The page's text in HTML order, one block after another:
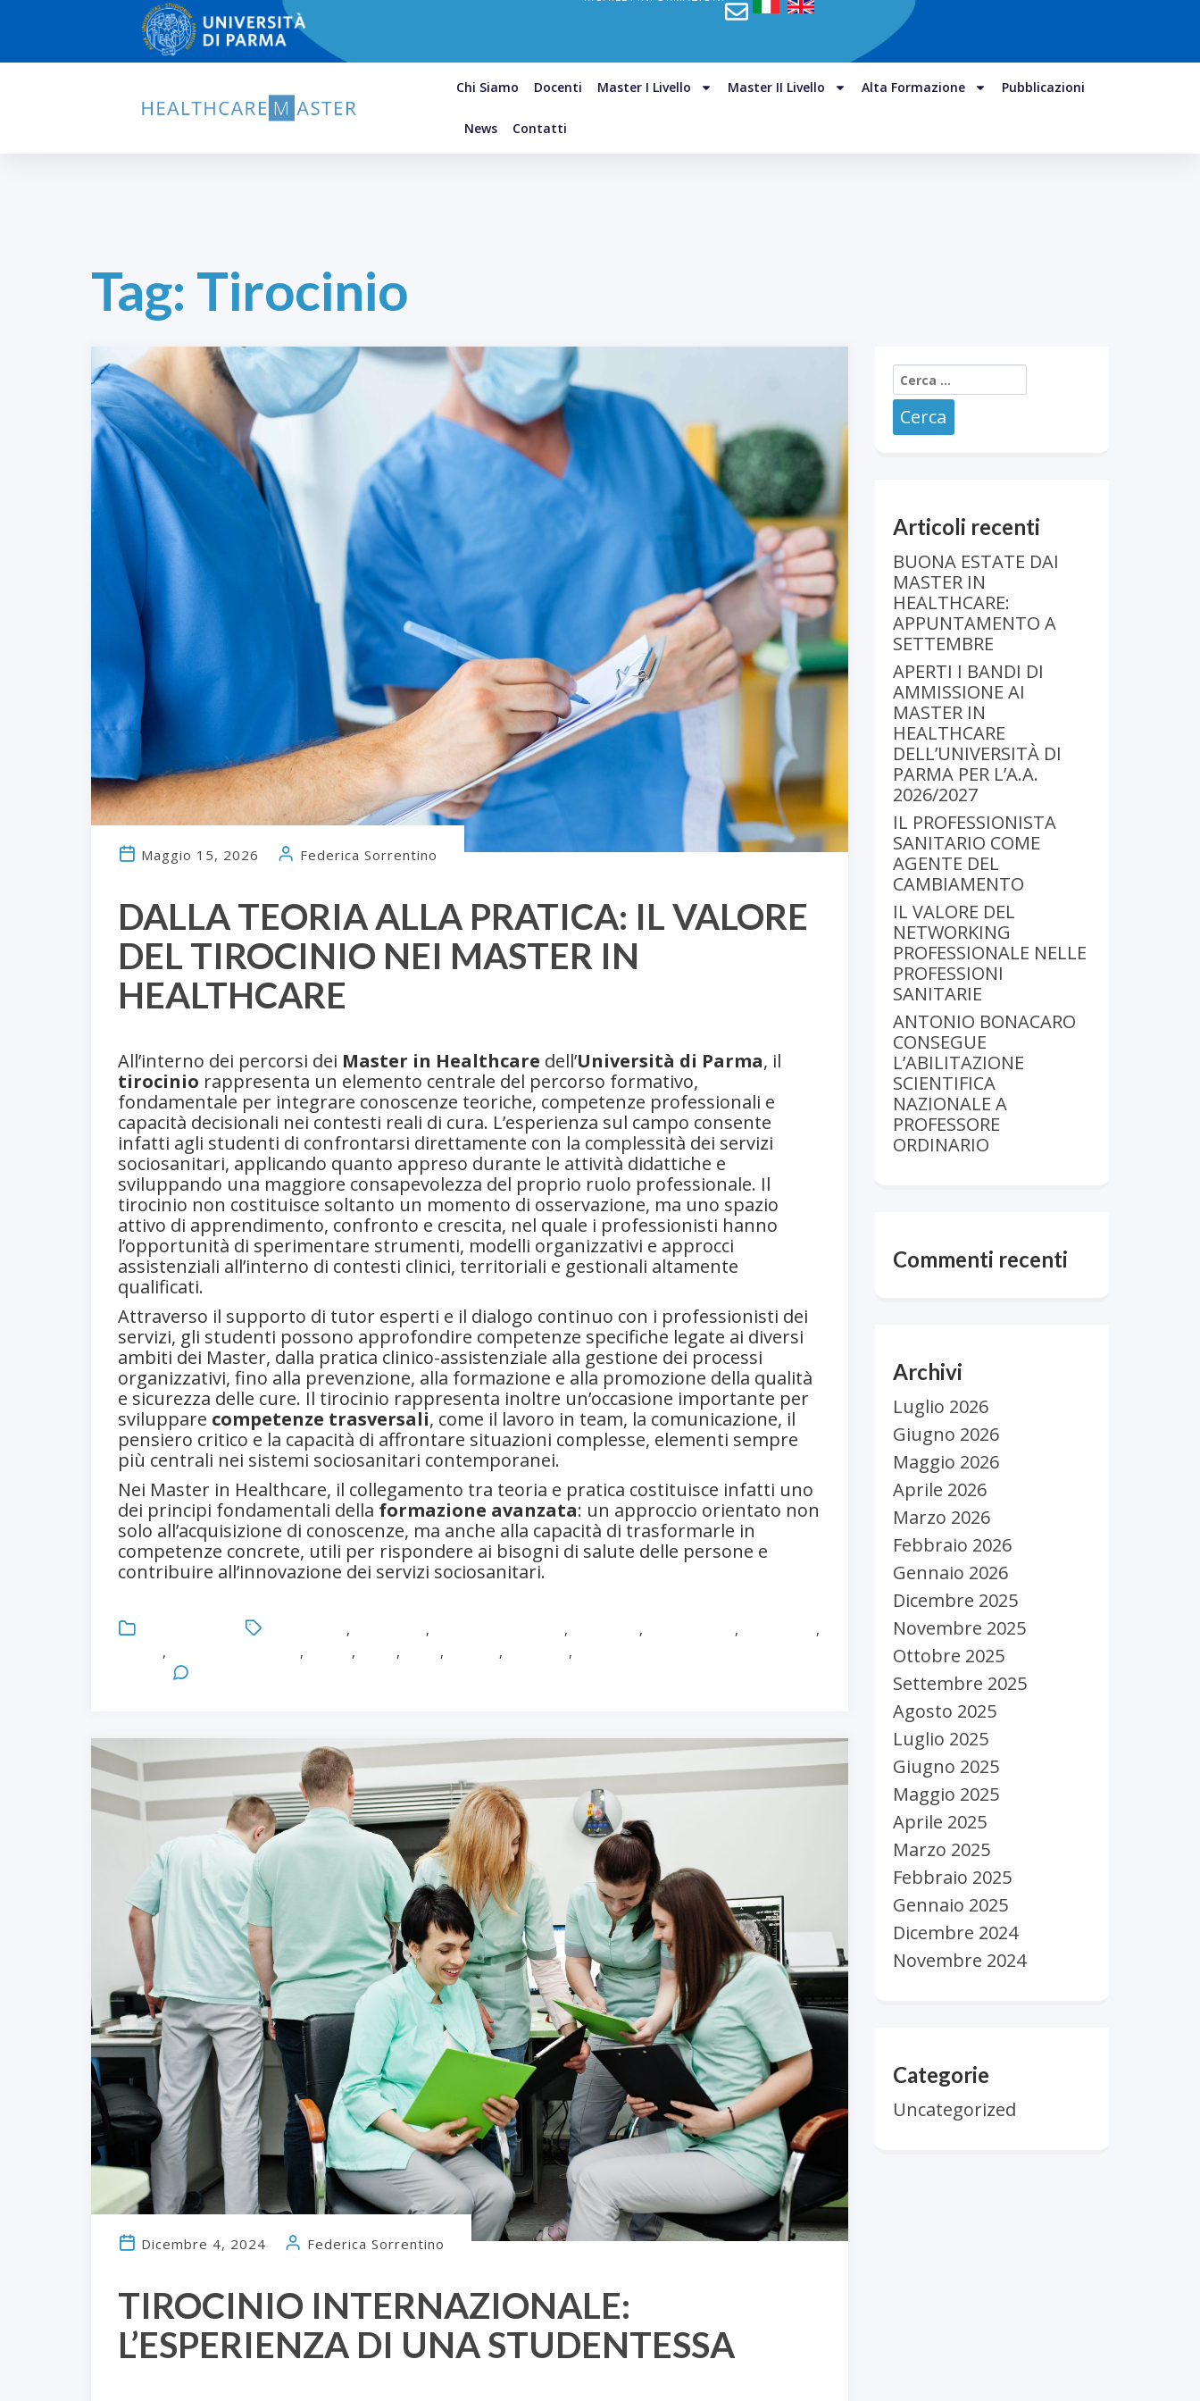
Chi Siamo Docenti Master I Livello Master II Livello Alta Formazione Pubblicazioni
News Contatti
Tag: Tirocinio
DALLA TEORIA ALLA PRATICA: IL VALORE
DEL TIROCINIO NEI MASTER IN
HEALTHCARE
Maggio 15, 2026 Federica Sorrentino
All’interno dei percorsi dei Master in Healthcare dell’Università di Parma, il
tirocinio rappresenta un elemento centrale del percorso formativo,
fondamentale per integrare conoscenze teoriche, competenze professionali e
capacità decisionali nei contesti reali di cura. L’esperienza sul campo consente
infatti agli studenti di confrontarsi direttamente con la complessità dei servizi
sociosanitari, applicando quanto appreso durante le attività didattiche e
sviluppando una maggiore consapevolezza del proprio ruolo professionale. Il
tirocinio non costituisce soltanto un momento di osservazione, ma uno spazio
attivo di apprendimento, confronto e crescita, nel quale i professionisti hanno
l’opportunità di sperimentare strumenti, modelli organizzativi e approcci
assistenziali all’interno di contesti clinici, territoriali e gestionali altamente
qualificati.
Attraverso il supporto di tutor esperti e il dialogo continuo con i professionisti dei
servizi, gli studenti possono approfondire competenze specifiche legate ai diversi
ambiti dei Master, dalla pratica clinico-assistenziale alla gestione dei processi
organizzativi, fino alla prevenzione, alla formazione e alla promozione della qualità
e sicurezza delle cure. Il tirocinio rappresenta inoltre un’occasione importante per
sviluppare competenze trasversali, come il lavoro in team, la comunicazione, il
pensiero critico e la capacità di affrontare situazioni complesse, elementi sempre
più centrali nei sistemi sociosanitari contemporanei.
Nei Master in Healthcare, il collegamento tra teoria e pratica costituisce infatti uno
dei principi fondamentali della formazione avanzata: un approccio orientato non
solo all’acquisizione di conoscenze, ma anche alla capacità di trasformarle in
competenze concrete, utili per rispondere ai bisogni di salute delle persone e
contribuire all’innovazione dei servizi sociosanitari.
, , , , ,
,
, , , , , , ,
TIROCINIO INTERNAZIONALE:
L’ESPERIENZA DI UNA STUDENTESSA
Dicembre 4, 2024 Federica Sorrentino
Articoli recenti
BUONA ESTATE DAI
MASTER IN
HEALTHCARE:
APPUNTAMENTO A
SETTEMBRE
APERTI I BANDI DI
AMMISSIONE AI
MASTER IN
HEALTHCARE
DELL’UNIVERSITÀ DI
PARMA PER L’A.A.
2026/2027
IL PROFESSIONISTA
SANITARIO COME
AGENTE DEL
CAMBIAMENTO
IL VALORE DEL
NETWORKING
PROFESSIONALE NELLE
PROFESSIONI
SANITARIE
ANTONIO BONACARO
CONSEGUE
L’ABILITAZIONE
SCIENTIFICA
NAZIONALE A
PROFESSORE
ORDINARIO
Commenti recenti
Archivi
Luglio 2026
Giugno 2026
Maggio 2026
Aprile 2026
Marzo 2026
Febbraio 2026
Gennaio 2026
Dicembre 2025
Novembre 2025
Ottobre 2025
Settembre 2025
Agosto 2025
Luglio 2025
Giugno 2025
Maggio 2025
Aprile 2025
Marzo 2025
Febbraio 2025
Gennaio 2025
Dicembre 2024
Novembre 2024
Categorie
Uncategorized